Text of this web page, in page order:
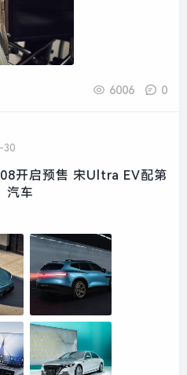
6006 0
30
开启预售 宋Ultra EV配第
汽车